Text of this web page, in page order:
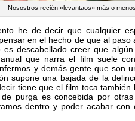
Nosostros recién «levantaos» más o
he de decir que cualquier
en el hecho de que al
es descabellado creer que
que narra el film suele
y demás gente que son
supone una bajada de la
tiene que el film toca
purga es concebida por
dentro y poder acabar